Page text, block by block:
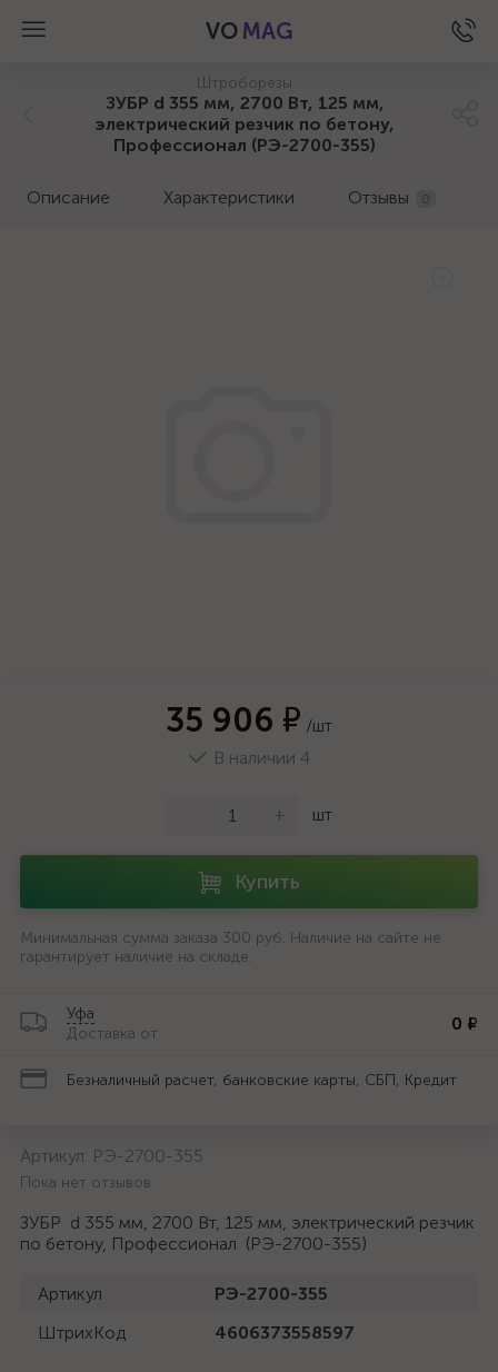
VO MAG
Штроборезы
ЗУБР d 355 мм, 2700 Вт, 125 мм,
электрический резчик по бетону,
Профессионал (РЭ-2700-355)
Описание Характеристики Отзывы 0
35 906 ₽ /шт
В наличии 4
+ шт
Купить
Минимальная сумма заказа 300 руб. Наличие на сайте не
гарантирует наличие на складе.
Уфа
Доставка от
0 ₽
Безналичный расчет, банковские карты, СБП, Кредит
Артикул: РЭ-2700-355
Пока нет отзывов
ЗУБР d 355 мм, 2700 Вт, 125 мм, электрический резчик
по бетону, Профессионал (РЭ-2700-355)
Артикул
РЭ-2700-355
ШтрихКод
4606373558597